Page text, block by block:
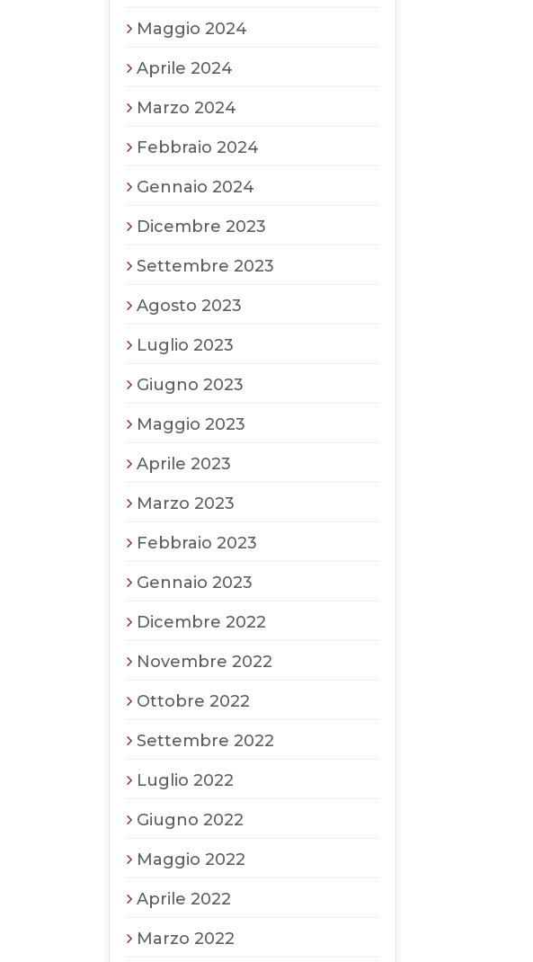
Maggio 2024
Aprile 2024
Marzo 2024
Febbraio 2024
Gennaio 2024
Dicembre 2023
Settembre 2023
Agosto 2023
Luglio 2023
Giugno 2023
Maggio 2023
Aprile 2023
Marzo 2023
Febbraio 2023
Gennaio 2023
Dicembre 2022
Novembre 2022
Ottobre 2022
Settembre 2022
Luglio 2022
Giugno 2022
Maggio 2022
Aprile 2022
Marzo 2022